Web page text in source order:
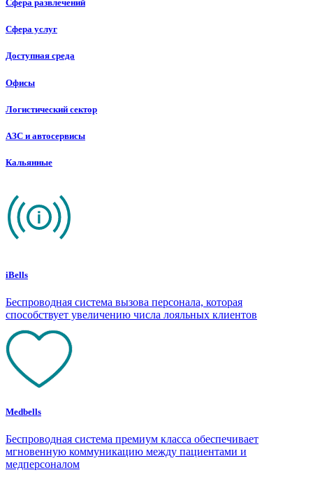
Сфера развлечений
Сфера услуг
Доступная среда
Офисы
Логистический сектор
АЗС и автосервисы
Кальянные
iBells
Беспроводная система вызова персонала, которая
способствует увеличению числа лояльных клиентов
Medbells
Беспроводная система премиум класса обеспечивает
мгновенную коммуникацию между пациентами и
медперсоналом